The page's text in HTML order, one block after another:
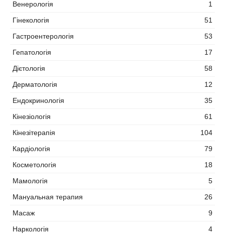
Венерологія
1
Гінекологія
51
Гастроентерологія
53
Гепатологія
17
Дієтологія
58
Дерматологія
12
Ендокринологія
35
Кінезіологія
61
Кінезітерапія
104
Кардіологія
79
Косметологія
18
Мамологія
5
Мануальная терапия
26
Масаж
9
Наркологія
4